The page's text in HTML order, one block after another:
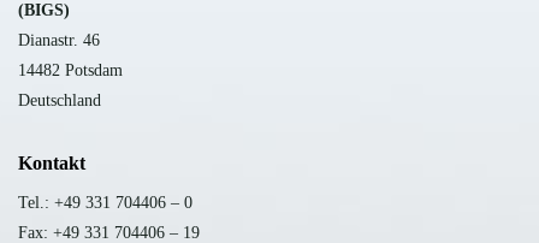
(BIGS)
Dianastr. 46
14482 Potsdam
Deutschland
Kontakt
Tel.: +49 331 704406 – 0
Fax: +49 331 704406 – 19